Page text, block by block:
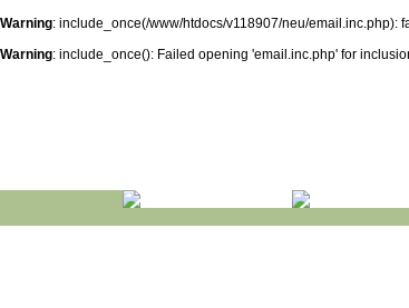
Warning: include_once(/www/htdocs/v118907/neu/email.inc.php):
Warning: include_once(): Failed opening 'email.inc.php' for